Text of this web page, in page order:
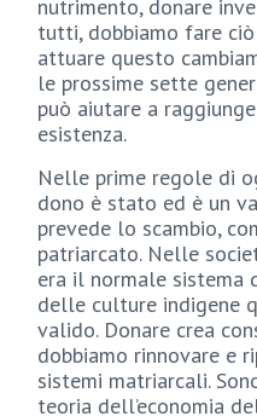
nutrimento, donare
tutti, dobbiamo fare
attuare questo
le prossime sette
può aiutare a
esistenza.
Nelle prime regole di
dono è stato ed è un
prevede lo scambio,
patriarcato. Nelle
era il normale sistema
delle culture indigene
valido. Donare crea
dobbiamo rinnovare e
sistemi matriarcali.
teoria dell’economia